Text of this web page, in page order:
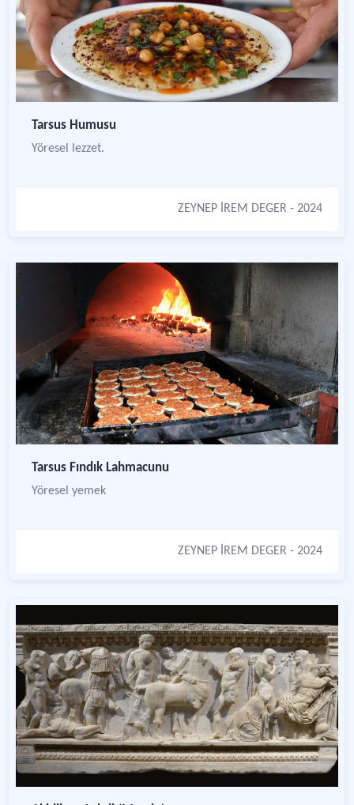
Tarsus Humusu
Yöresel lezzet.
ZEYNEP İREM DEGER - 2024
Tarsus Fındık Lahmacunu
Yöresel yemek
ZEYNEP İREM DEGER - 2024